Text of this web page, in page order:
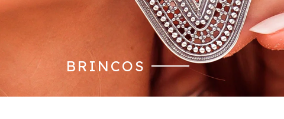
BRINCOS